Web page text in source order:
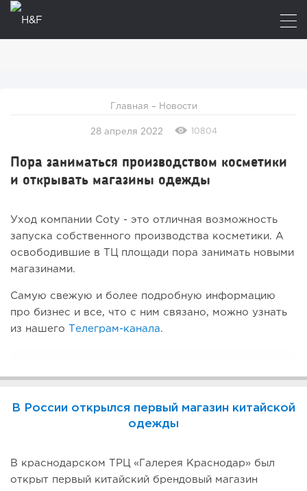
Главная – Новости
28 апреля 2022 10804
Пора заниматься производством косметики
и открывать магазины одежды
Уход компании Coty - это отличная возможность
запуска собственного производства косметики. А
освободившие в ТЦ площади пора занимать новыми
магазинами.
Самую свежую и более подробную информацию
про бизнес и все, что с ним связано, можно узнать
из нашего
Телеграм-канала.
В России открылся первый магазин китайской
одежды
В краснодарском ТРЦ «Галерея Краснодар» был
открыт первый китайский брендовый магазин